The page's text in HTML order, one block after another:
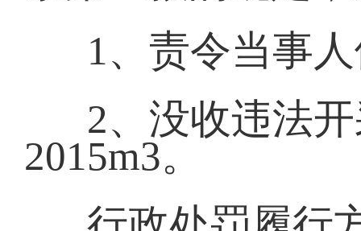
1、责令当事
2、没收违法
2015m3。